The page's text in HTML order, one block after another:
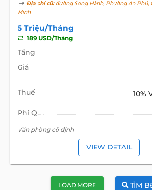
Địa chỉ cũ:đường Song Hành, Phường An Phú,
Minh
5 Triệu/Tháng
189 USD/Tháng
Tầng
Giá
Thuế 10%
Phí QL
Văn phòng cố định
VIEW DETAIL
LOAD MORE TÌM